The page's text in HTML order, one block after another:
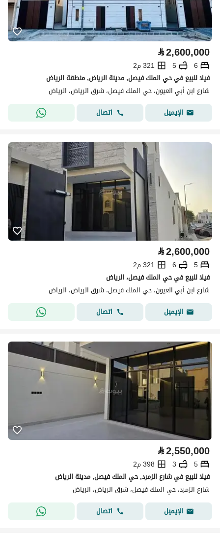
⃁2,600,000
6
5
321 م2
فيلا للبيع في حي الملك فيصل, مدينة الرياض, منطقة الرياض
شارع ابن أبي العيون، حي الملك فيصل، شرق الرياض، الرياض
الإيميل
اتصال
⃁2,600,000
5
6
321 م2
فيلا للبيع في حي الملك فيصل، الرياض
شارع ابن أبي العيون، حي الملك فيصل، شرق الرياض، الرياض
الإيميل
اتصال
⃁2,550,000
5
3
398 م2
فيلا للبيع في شارع الزمرد, حي الملك فيصل, مدينة الرياض
شارع الزمرد، حي الملك فيصل، شرق الرياض، الرياض
الإيميل
اتصال